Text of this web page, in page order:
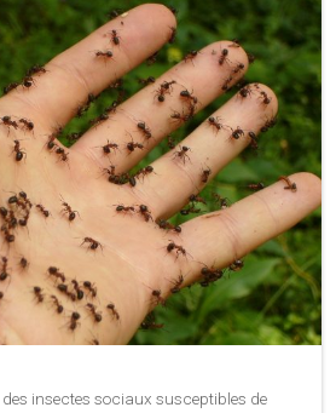
insectes sociaux susceptibles de